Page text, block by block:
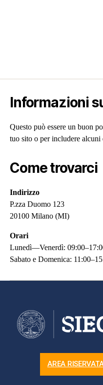
Informazioni
Questo può essere un buon
tuo sito o per includere alcuni
Come trovarci
Indirizzo
P.zza Duomo 123
20100 Milano (MI)
Orari
Lunedì—Venerdì:
Sabato e Domenica:
AREA